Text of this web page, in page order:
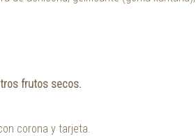
frutos secos.
corona y tarjeta.